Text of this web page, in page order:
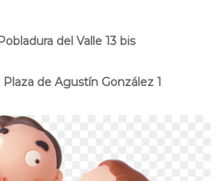
del Valle 13 bis
de Agustín González 1